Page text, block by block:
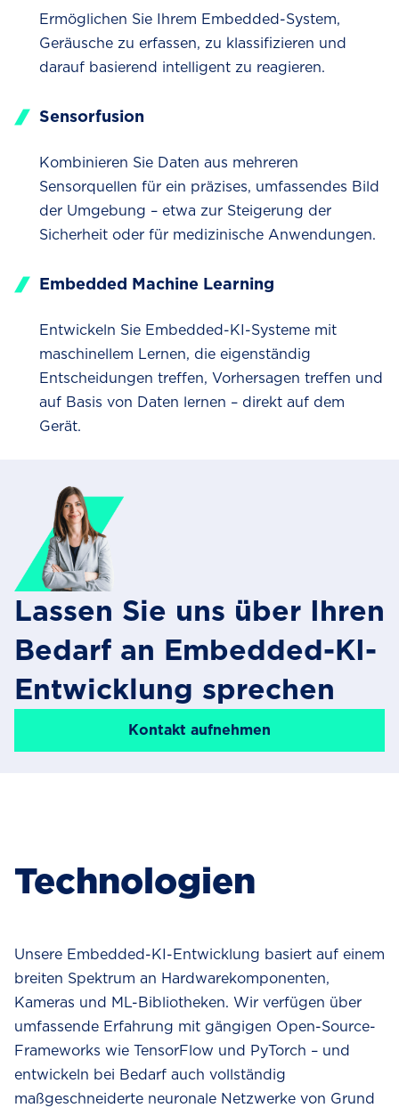
Ermöglichen Sie Ihrem Embedded-System,
Geräusche zu erfassen, zu klassifizieren und
darauf basierend intelligent zu reagieren.
Sensorfusion
Kombinieren Sie Daten aus mehreren
Sensorquellen für ein präzises, umfassendes Bild
der Umgebung – etwa zur Steigerung der
Sicherheit oder für medizinische Anwendungen.
Embedded Machine Learning
Entwickeln Sie Embedded-KI-Systeme mit
maschinellem Lernen, die eigenständig
Entscheidungen treffen, Vorhersagen treffen und
auf Basis von Daten lernen – direkt auf dem
Gerät.
Lassen Sie uns über Ihren
Bedarf an Embedded-KI-
Entwicklung sprechen
Kontakt aufnehmen
Technologien
Unsere Embedded-KI-Entwicklung basiert auf einem
breiten Spektrum an Hardwarekomponenten,
Kameras und ML-Bibliotheken. Wir verfügen über
umfassende Erfahrung mit gängigen Open-Source-
Frameworks wie TensorFlow und PyTorch – und
entwickeln bei Bedarf auch vollständig
maßgeschneiderte neuronale Netzwerke von Grund